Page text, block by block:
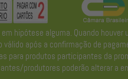
hipótese alguma. Quando
válido após a confirmação de
para produtos participantes da
produtores poderão alterar a